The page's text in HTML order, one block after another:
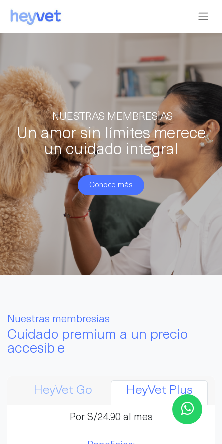
NUESTRAS MEMBRESÍAS
Un amor sin límites merece
un cuidado integral
Conoce más
Nuestras membresías
Cuidado premium a un precio
accesible
HeyVet Go HeyVet Plus
Por S/24.90 al mes